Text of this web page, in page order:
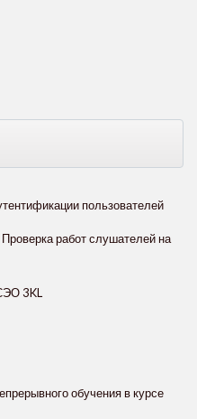
пользователей
Проверка работ слушателей на
3KL
обучения в курсе